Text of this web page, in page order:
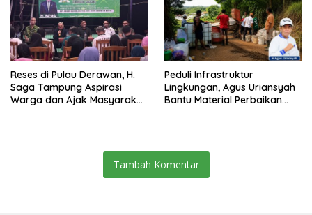
Reses di Pulau Derawan, H.
Saga Tampung Aspirasi
Warga dan Ajak Masyarakat
Peduli Infrastruktur
Lingkungan, Agus Uriansyah
Bantu Material Perbaikan
Tambah Komentar